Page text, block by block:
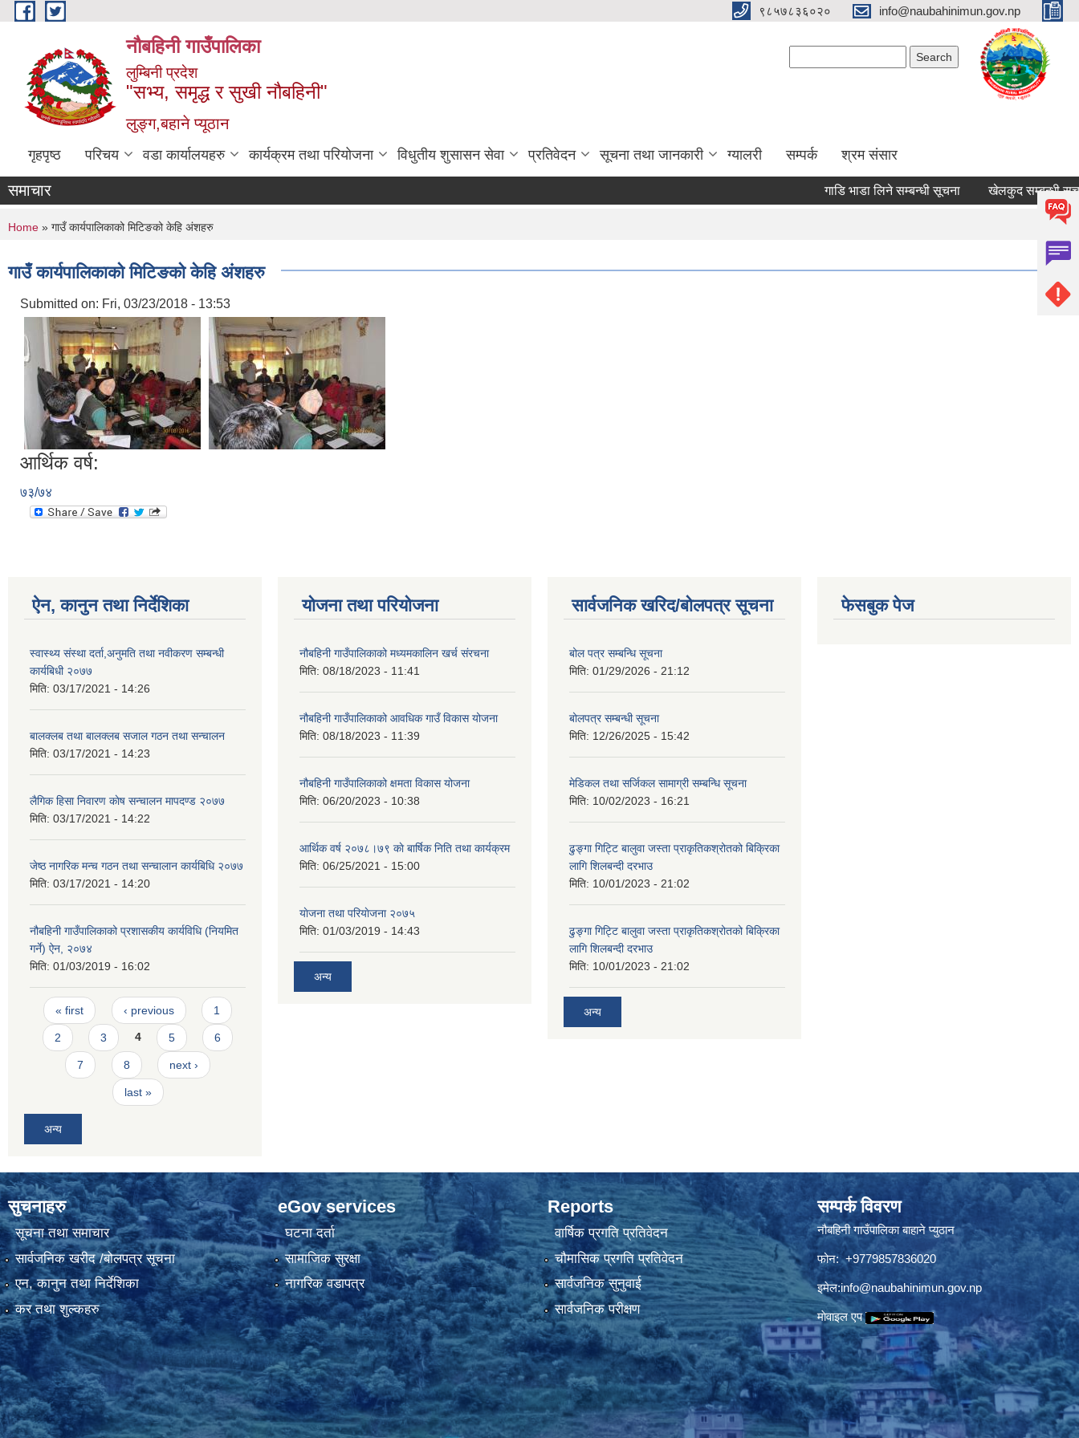
Skip to main content ९८५७८३६०२० info@naubahinimun.gov.np
नौबहिनी गाउँपालिका
लुम्बिनी प्रदेश
"सभ्य, समृद्ध र सुखी नौबहिनी"
लुङ्ग,बहाने प्यूठान
गृहपृष्ठ परिचय वडा कार्यालयहरु कार्यक्रम तथा परियोजना विधुतीय शुसासन सेवा प्रतिवेदन सूचना तथा जानकारी ग्यालरी सम्पर्क श्रम संसार
समाचार गाडि भाडा लिने सम्बन्धी सूचना खेलकुद सम्बन्धी सूचना
You are here
Home » गाउँ कार्यपालिकाको मिटिङको केहि अंशहरु
गाउँ कार्यपालिकाको मिटिङको केहि अंशहरु
Submitted on: Fri, 03/23/2018 - 13:53
आर्थिक वर्ष:
७३/७४
ऐन, कानुन तथा निर्देशिका
स्वास्थ्य संस्था दर्ता,अनुमति तथा नवीकरण सम्बन्धी
कार्यबिधी २०७७
मिति: 03/17/2021 - 14:26
बालक्लब तथा बालक्लब स‌जाल गठन तथा सन्चालन
मिति: 03/17/2021 - 14:23
लैगिक हिसा निवारण काेष सन्चालन मापदण्ड २०७७
मिति: 03/17/2021 - 14:22
जेष्ठ नागरिक मन्च गठन तथा सन्चालान कार्यबिधि २०७७
मिति: 03/17/2021 - 14:20
नौबहिनी गाउँपालिकाको प्रशासकीय कार्यविधि (नियमित
गर्ने) ऐन, २०७४
मिति: 01/03/2019 - 16:02
Pages
« first ‹ previous 1
2 3 4 5 6
7 8 next ›
last »
अन्य
योजना तथा परियोजना
नौबहिनी गाउँपालिकाको मध्यमकालिन खर्च संरचना
मिति: 08/18/2023 - 11:41
नौबहिनी गाउँपालिकाको आवधिक गाउँ विकास योजना
मिति: 08/18/2023 - 11:39
नौबहिनी गाउँपालिकाको क्षमता विकास योजना
मिति: 06/20/2023 - 10:38
आर्थिक वर्ष २०७८।७९ काे बार्षिक निति तथा कार्यक्रम
मिति: 06/25/2021 - 15:00
याेजना तथा परियाेजना २०७५
मिति: 01/03/2019 - 14:43
अन्य
सार्वजनिक खरिद/बोलपत्र सूचना
बोल पत्र सम्बन्धि सूचना
मिति: 01/29/2026 - 21:12
बोलपत्र सम्बन्धी सूचना
मिति: 12/26/2025 - 15:42
मेडिकल तथा सर्जिकल सामाग्री सम्बन्धि सूचना
मिति: 10/02/2023 - 16:21
ढुङ्गा गिट्टि बालुवा जस्ता प्राकृतिकश्रोतको बिक्रिका
लागि शिलबन्दी दरभाउ
मिति: 10/01/2023 - 21:02
ढुङ्गा गिट्टि बालुवा जस्ता प्राकृतिकश्रोतको बिक्रिका
लागि शिलबन्दी दरभाउ
मिति: 10/01/2023 - 21:02
अन्य
फेसबुक पेज
सुचनाहरु
सूचना तथा समाचार
सार्वजनिक खरीद /बोलपत्र सूचना
एन, कानुन तथा निर्देशिका
कर तथा शुल्कहरु
eGov services
घटना दर्ता
सामाजिक सुरक्षा
नागरिक वडापत्र
Reports
वार्षिक प्रगति प्रतिवेदन
चौमासिक प्रगति प्रतिवेदन
सार्वजनिक सुनुवाई
सार्वजनिक परीक्षण
सम्पर्क विवरण
नौबहिनी गाउँपालिका बाहाने प्युठान
फोन: +9779857836020
इमेल:info@naubahinimun.gov.np
माेवाइल एप